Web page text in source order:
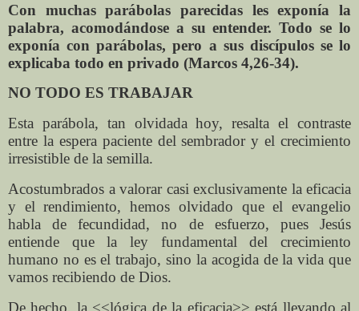
Con muchas parábolas parecidas les exponía la
palabra, acomodándose a su entender. Todo se lo
exponía con parábolas, pero a sus discípulos se lo
explicaba todo en privado (Marcos 4,26-34).
NO TODO ES TRABAJAR
Esta parábola, tan olvidada hoy, resalta el contraste
entre la espera paciente del sembrador y el crecimiento
irresistible de la semilla.
Acostumbrados a valorar casi exclusivamente la eficacia
y el rendimiento, hemos olvidado que el evangelio
habla de fecundidad, no de esfuerzo, pues Jesús
entiende que la ley fundamental del crecimiento
humano no es el trabajo, sino la acogida de la vida que
vamos recibiendo de Dios.
De hecho, la <<lógica de la eficacia>> está llevando al